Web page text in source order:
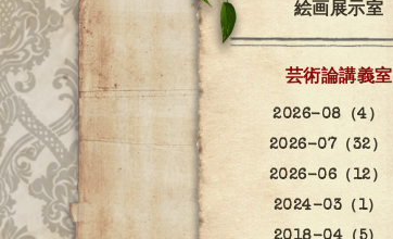
絵画展示室
芸術論講義室
2026-08（4）
2026-07（32）
2026-06（12）
2024-03（1）